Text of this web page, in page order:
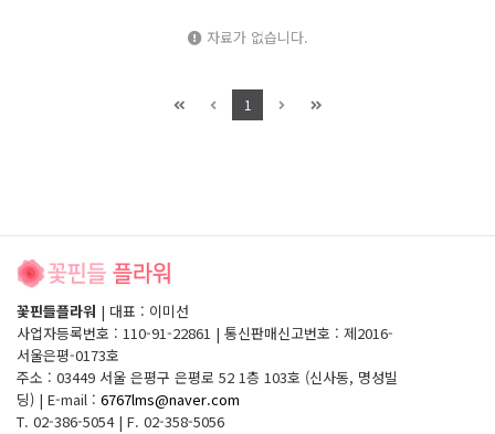
자료가 없습니다.
1
꽃핀들플라워 | 대표 : 이미선
사업자등록번호 : 110-91-22861 | 통신판매신고번호 : 제2016-
서울은평-0173호
주소 : 03449 서울 은평구 은평로 52 1층 103호 (신사동, 명성빌
딩) | E-mail : 6767lms@naver.com
T. 02-386-5054 | F. 02-358-5056